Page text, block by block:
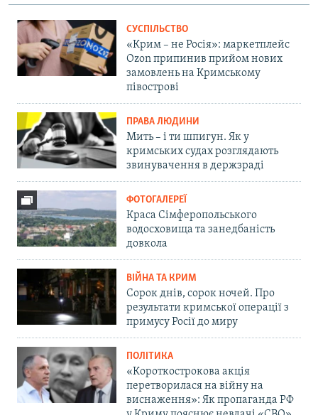
СУСПІЛЬСТВО
«Крим – не Росія»: маркетплейс
Ozon припинив прийом нових
замовлень на Кримському
півострові
ПРАВА ЛЮДИНИ
Мить – і ти шпигун. Як у
кримських судах розглядають
звинувачення в держзраді
ФОТОГАЛЕРЕЇ
Краса Сімферопольського
водосховища та занедбаність
довкола
ВІЙНА ТА КРИМ
Сорок днів, сорок ночей. Про
результати кримської операції з
примусу Росії до миру
ПОЛІТИКА
«Короткострокова акція
перетворилася на війну на
виснаження»: Як пропаганда РФ